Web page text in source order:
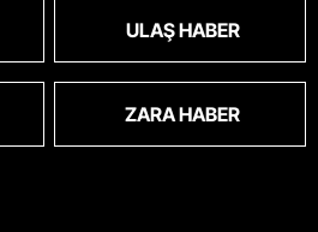
ULAŞ HABER
ZARA HABER